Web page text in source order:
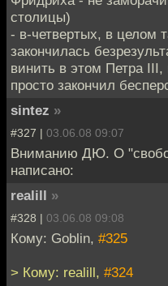
столицы)
- в-четвертых, в целом
закончилась
винить в этом Петра III,
просто закончил
sintez »
#327 | 03.06.08 09:07
Вниманию ДЮ. О
написано:
realill »
#328 | 03.06.08 09:08
Кому: Goblin, #325
> Кому: realill, #324